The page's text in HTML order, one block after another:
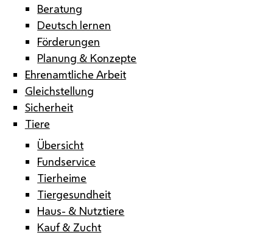
Beratung
Deutsch lernen
Förderungen
Planung & Konzepte
Ehrenamtliche Arbeit
Gleichstellung
Sicherheit
Tiere
Übersicht
Fundservice
Tierheime
Tiergesundheit
Haus- & Nutztiere
Kauf & Zucht